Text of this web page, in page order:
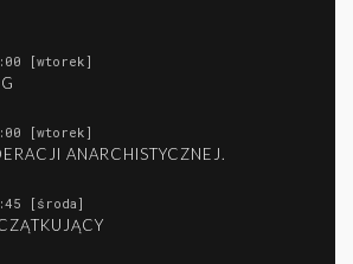
[wtorek]
[wtorek]
ANARCHISTYCZNEJ.
[środa]